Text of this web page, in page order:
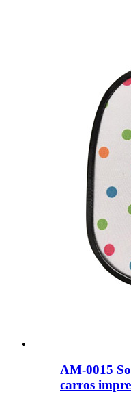
AM-0015
carros